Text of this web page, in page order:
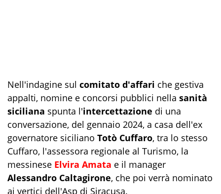
Nell'indagine sul comitato d'affari che gestiva
appalti, nomine e concorsi pubblici nella sanità
siciliana spunta l'intercettazione di una
conversazione, del gennaio 2024, a casa dell'ex
governatore siciliano Totò Cuffaro, tra lo stesso
Cuffaro, l'assessora regionale al Turismo, la
messinese Elvira Amata e il manager
Alessandro Caltagirone, che poi verrà nominato
ai vertici dell'Asp di Siracusa.